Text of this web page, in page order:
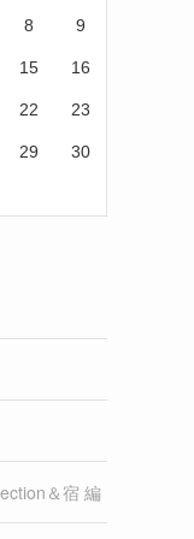
8 9
15 16
22 23
29 30
＆宿 編